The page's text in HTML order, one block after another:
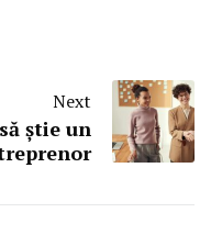
Next
știe un